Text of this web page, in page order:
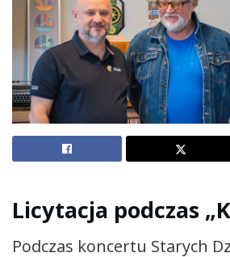
Licytacja podczas
Podczas koncertu Starych